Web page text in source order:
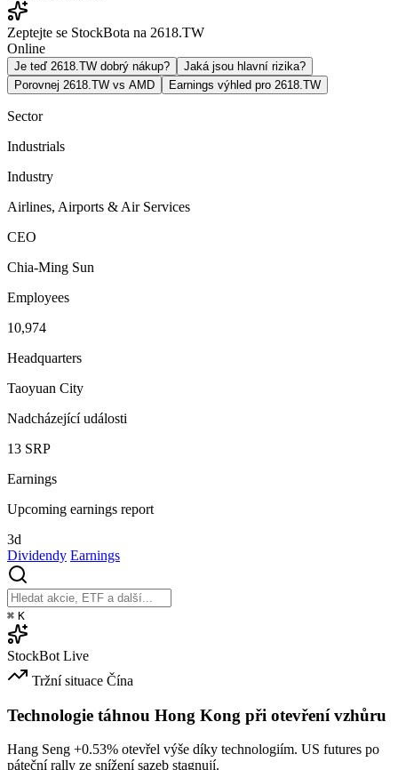
Zeptejte se StockBota na 2618.TW
Online
Je teď 2618.TW dobrý nákup?
Jaká jsou hlavní rizika?
Porovnej 2618.TW vs AMD
Earnings výhled pro 2618.TW
Sector
Industrials
Industry
Airlines, Airports & Air Services
CEO
Chia-Ming Sun
Employees
10,974
Headquarters
Taoyuan City
Nadcházející události
13 SRP
Earnings
Upcoming earnings report
3d
Dividendy Earnings
⌘ K
StockBot Live
Tržní situace Čína
Technologie táhnou Hong Kong při otevření vzhůru
Hang Seng +0.53% otevřel výše díky technologiím. US futures po
páteční rally ze snížení sazeb stagnují.